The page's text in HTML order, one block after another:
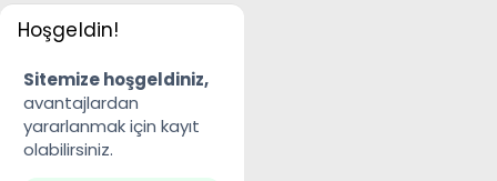
Hoşgeldin!
Sitemize hoşgeldiniz,
avantajlardan
yararlanmak için kayıt
olabilirsiniz.